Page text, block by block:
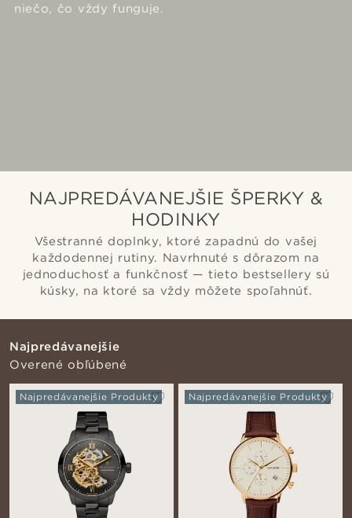
niečo, čo vždy funguje.
NAJPREDÁVANEJŠIE ŠPERKY &
HODINKY
Všestranné doplnky, ktoré zapadnú do vašej
každodennej rutiny. Navrhnuté s dôrazom na
jednoduchosť a funkčnosť — tieto bestsellery sú
kúsky, na ktoré sa vždy môžete spoľahnúť.
Najpredávanejšie
Overené obľúbené
Najpredávanejšie Produkty Najpredávanejšie Produkty